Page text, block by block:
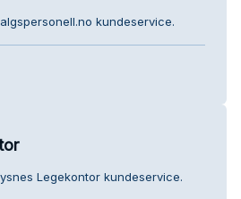
kundeservice.
Legekontor kundeservice.